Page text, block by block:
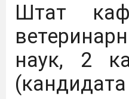
Штат
наук, 2